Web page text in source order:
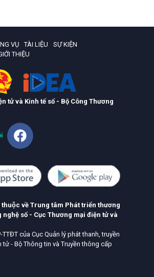
VỤ TÀI LIỆU
SỰ KIỆN
THIỆU
tử và Kinh tế số - Bộ Công Thương
thuộc về Trung tâm Phát triển thương
nghệ số - Cục Thương mại điện tử và
của Cục Quản lý phát thanh, truyền
tử - Bộ Thông tin và Truyền thông cấp